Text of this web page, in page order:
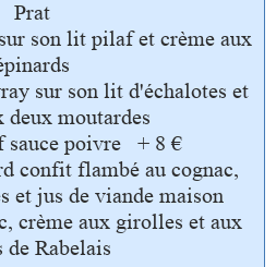
Prat
son lit pilaf et crème aux
sur son lit d'échalotes et
deux moutardes
sauce poivre + 8 €
confit flambé au cognac,
et jus de viande maison
crème aux girolles et aux
de Rabelais